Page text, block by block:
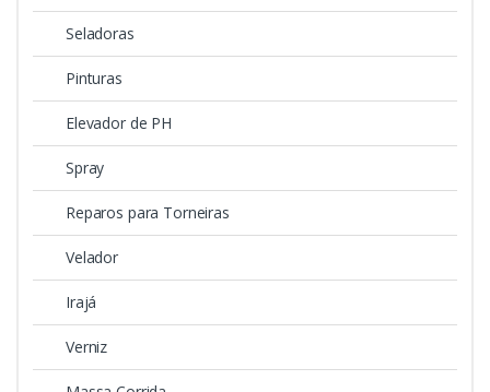
Seladoras
Pinturas
Elevador de PH
Spray
Reparos para Torneiras
Velador
Irajá
Verniz